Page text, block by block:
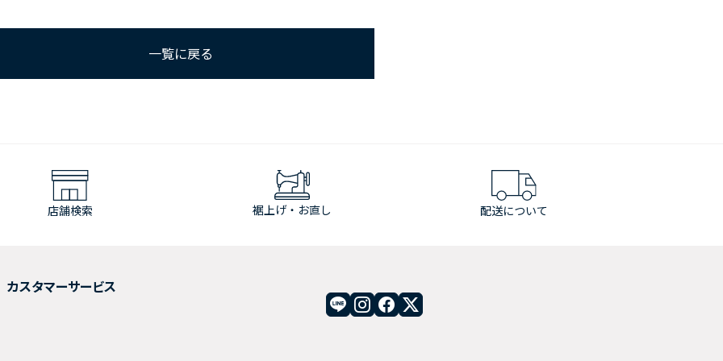
一覧に戻る
店舗検索 裾上げ・お直し 配送について
カスタマーサービス